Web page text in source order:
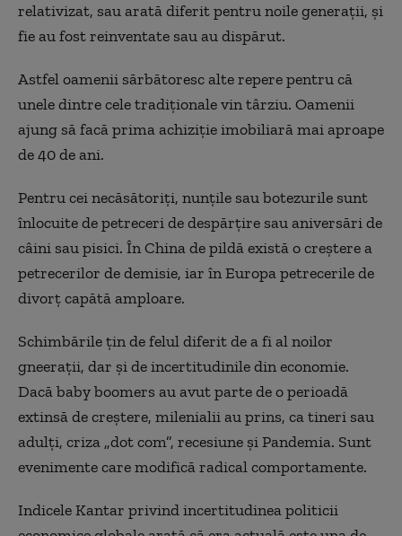
relativizat, sau arată diferit pentru noile generații, și
fie au fost reinventate sau au dispărut.
Astfel oamenii sărbătoresc alte repere pentru că
unele dintre cele tradiționale vin târziu. Oamenii
ajung să facă prima achiziție imobiliară mai aproape
de 40 de ani.
Pentru cei necăsătoriți, nunțile sau botezurile sunt
înlocuite de petreceri de despărțire sau aniversări de
câini sau pisici. În China de pildă există o creștere a
petrecerilor de demisie, iar în Europa petrecerile de
divorț capătă amploare.
Schimbările țin de felul diferit de a fi al noilor
gneerații, dar și de incertitudinile din economie.
Dacă baby boomers au avut parte de o perioadă
extinsă de creștere, milenialii au prins, ca tineri sau
adulți, criza „dot com”, recesiune și Pandemia. Sunt
evenimente care modifică radical comportamente.
Indicele Kantar privind incertitudinea politicii